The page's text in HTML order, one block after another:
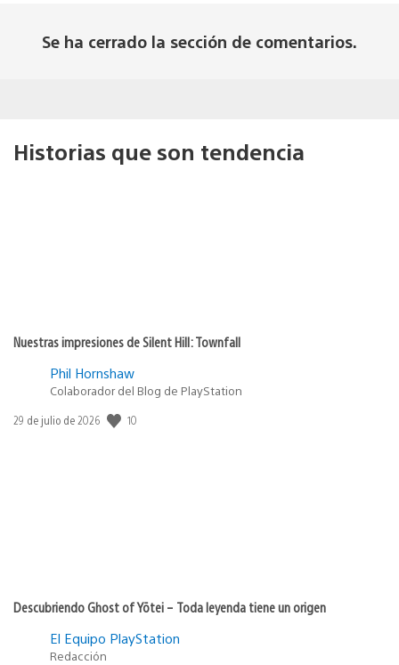
Se ha cerrado la sección de comentarios.
Historias que son tendencia
Nuestras impresiones de Silent Hill: Townfall
Phil Hornshaw
Colaborador del Blog de PlayStation
Fecha
29 de julio de 2026 10
Descubriendo Ghost of Yōtei – Toda leyenda tiene un origen
El Equipo PlayStation
Redacción